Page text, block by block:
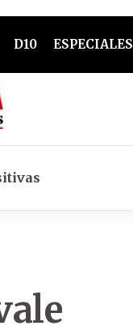
D10 ESPECIALES